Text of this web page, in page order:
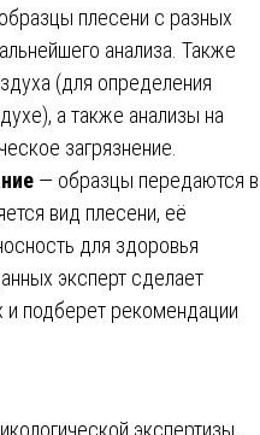
плесени с разных
анализа. Также
(для определения
а также анализы на
загрязнение.
— образцы передаются в
вид плесени, её
для здоровья
эксперт сделает
подберет рекомендации
экспертизы.